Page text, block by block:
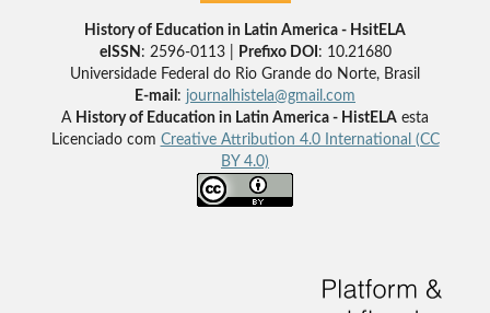
History of Education in Latin America - HsitELA
eISSN : 2596-0113 | Prefixo DOI : 10.21680
Universidade Federal do Rio Grande do Norte, Brasil
E-mail : journalhistela@gmail.com
A History of Education in Latin America - HistELA esta
Licenciado com Creative Attribution 4.0 International (CC
BY 4.0)